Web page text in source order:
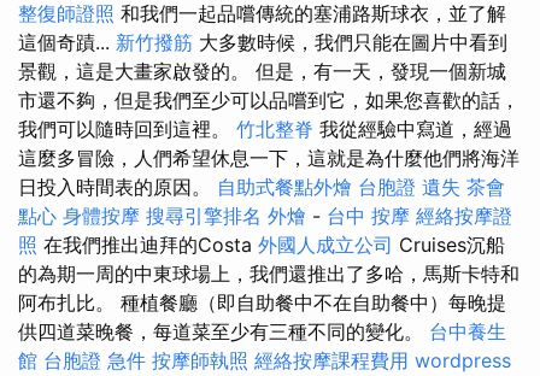
整復師證照 和我們一起品嚐傳統的塞浦路斯球衣，並了解
這個奇蹟... 新竹撥筋 大多數時候，我們只能在圖片中看到
景觀，這是大畫家啟發的。 但是，有一天，發現一個新城
市還不夠，但是我們至少可以品嚐到它，如果您喜歡的話，
我們可以隨時回到這裡。 竹北整脊 我從經驗中寫道，經過
這麼多冒險，人們希望休息一下，這就是為什麼他們將海洋
日投入時間表的原因。 自助式餐點外燴 台胞證 遺失 茶會
點心 身體按摩 搜尋引擎排名 外燴 - 台中 按摩 經絡按摩證
照 在我們推出迪拜的Costa 外國人成立公司 Cruises沉船
的為期一周的中東球場上，我們還推出了多哈，馬斯卡特和
阿布扎比。 種植餐廳（即自助餐中不在自助餐中）每晚提
供四道菜晚餐，每道菜至少有三種不同的變化。 台中養生
館 台胞證 急件 按摩師執照 經絡按摩課程費用 wordpress